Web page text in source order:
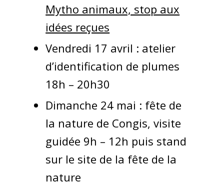
Mytho animaux, stop aux
idées reçues
Vendredi 17 avril : atelier
d’identification de plumes
18h – 20h30
Dimanche 24 mai : fête de
la nature de Congis, visite
guidée 9h – 12h puis stand
sur le site de la fête de la
nature